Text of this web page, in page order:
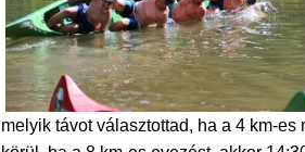
melyik távot választottad, ha a 4 km-es